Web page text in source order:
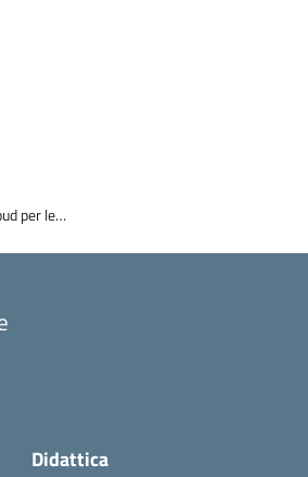
per le…
Didattica